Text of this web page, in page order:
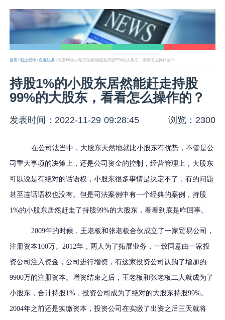
首页>创业资讯>企业法务>持股1%的小股东居然能赶走持股99%的大股东，看看怎么操作的？
持股1%的小股东居然能赶走持股
99%的大股东，看看怎么操作的？
发表时间：2022-11-29 09:28:45 浏览：2300
在公司法当中，大股东天然地就比小股东有优势，不管是公
司重大事项的决策上，还是公司资金的控制，经营管理上，大股东
可以说是有绝对的话语权，小股东很多事情是决定不了，有的问题
甚至连话语权也没有。但是司法案例中有一个经典的案例，持股
1%的小股东居然赶走了持股99%的大股东，看看到底是咋回事。
2009年的时候，王老板和张老板合伙成立了一家贸易公司，
注册资本100万。2012年，两人为了拓展业务，一致同意由一家投
资公司注入资金，公司进行增资，有这家投资公司认购了增加的
9900万的注册资本。增资结束之后，王老板和张老板二人就成为了
小股东，合计持股1%，投资公司成为了绝对的大股东持股99%。
2004年之前还是实缴资本，投资公司在实缴了出资之后三天就将